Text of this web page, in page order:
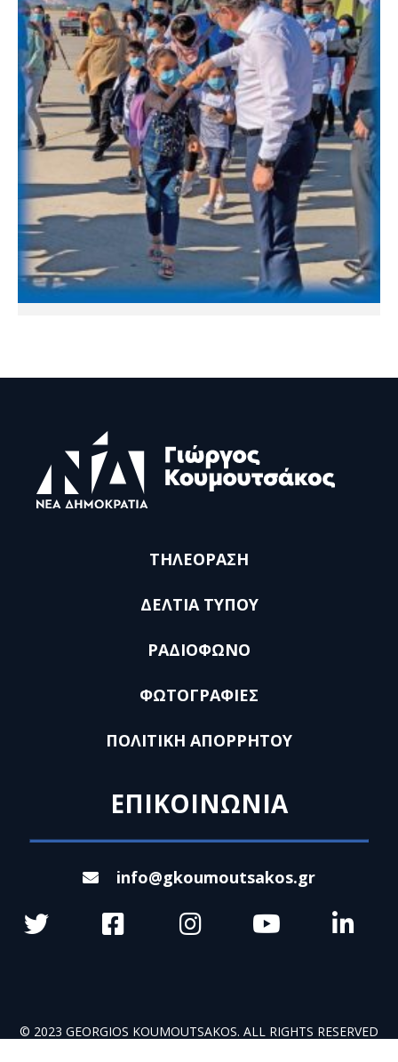
ΤΗΛΕΟΡΑΣΗ
ΔΕΛΤΙΑ ΤΥΠΟΥ
ΡΑΔΙΟΦΩΝΟ
ΦΩΤΟΓΡΑΦΙΕΣ
ΠΟΛΙΤΙΚΗ ΑΠΟΡΡΗΤΟΥ
ΕΠΙΚΟΙΝΩΝΙΑ
info@gkoumoutsakos.gr
© 2023 GEORGIOS KOUMOUTSAKOS. ALL RIGHTS RESERVED